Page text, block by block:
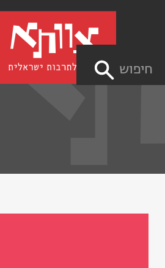
חיפוש